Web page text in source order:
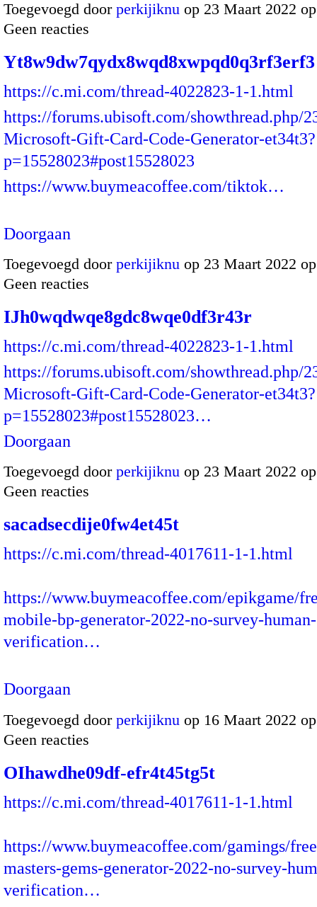
Toegevoegd door perkijiknu op 23 Maart 2022
Geen reacties
Yt8w9dw7qydx8wqd8xwpqd0q3rf3erf3
https://c.mi.com/thread-4022823-1-1.html
https://forums.ubisoft.com/showthread.php/
Microsoft-Gift-Card-Code-Generator-et34t3?
p=15528023#post15528023
https://www.buymeacoffee.com/tiktok…
Doorgaan
Toegevoegd door perkijiknu op 23 Maart 2022
Geen reacties
IJh0wqdwqe8gdc8wqe0df3r43r
https://c.mi.com/thread-4022823-1-1.html
https://forums.ubisoft.com/showthread.php/
Microsoft-Gift-Card-Code-Generator-et34t3?
p=15528023#post15528023…
Doorgaan
Toegevoegd door perkijiknu op 23 Maart 2022
Geen reacties
sacadsecdije0fw4et45t
https://c.mi.com/thread-4017611-1-1.html
https://www.buymeacoffee.com/epikgame/
mobile-bp-generator-2022-no-survey-human-
verification…
Doorgaan
Toegevoegd door perkijiknu op 16 Maart 2022
Geen reacties
OIhawdhe09df-efr4t45tg5t
https://c.mi.com/thread-4017611-1-1.html
https://www.buymeacoffee.com/gamings/
masters-gems-generator-2022-no-survey-
verification…